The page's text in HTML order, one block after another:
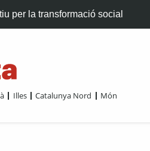
per la transformació social
Illes Catalunya Nord Món